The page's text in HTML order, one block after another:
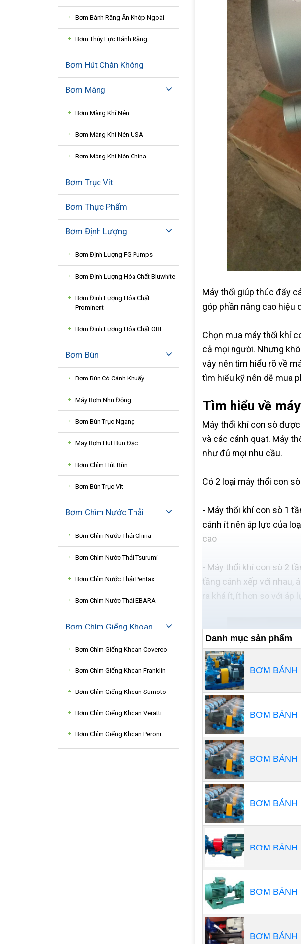
Bơm Bánh Răng Ăn Khớp Ngoài
Bơm Thủy Lực Bánh Răng
Bơm Hút Chân Không
Bơm Màng
Bơm Màng Khí Nén
Bơm Màng Khí Nén USA
Bơm Màng Khí Nén China
Bơm Trục Vít
Bơm Thực Phẩm
Bơm Định Lượng
Bơm Định Lượng FG Pumps
Bơm Định Lượng Hóa Chất Bluwhite
Bơm Định Lượng Hóa Chất
Prominent
Bơm Định Lượng Hóa Chất OBL
Bơm Bùn
Bơm Bùn Có Cánh Khuấy
Máy Bơm Nhu Động
Bơm Bùn Trục Ngang
Máy Bơm Hút Bùn Đặc
Bơm Chìm Hút Bùn
Bơm Bùn Trục Vít
Bơm Chìm Nước Thải
Bơm Chìm Nước Thải China
Bơm Chìm Nước Thải Tsurumi
Bơm Chìm Nước Thải Pentax
Bơm Chìm Nước Thải EBARA
Bơm Chìm Giếng Khoan
Bơm Chìm Giếng Khoan Coverco
Bơm Chìm Giếng Khoan Franklin
Bơm Chìm Giếng Khoan Sumoto
Bơm Chìm Giếng Khoan Veratti
Bơm Chìm Giếng Khoan Peroni
Máy thổi giúp thúc đẩy
góp phần nâng cao hiệu
Chọn mua máy thổi khí
cả mọi người. Nhưng
vậy nên tìm hiểu rõ về
tìm hiểu kỹ nên dễ mua
Tìm hiểu về
Máy thổi khí con sò
và các cánh quạt. Máy
như đủ mọi nhu cầu.
Có 2 loại máy thổi con
- Máy thổi khí con sò 1
cánh ít nên áp lực của
cao
- Máy thổi khí con sò 2
tầng cánh xếp với nhau,
ra khá ít, ít hơn so với áp
Danh mục sản phẩm
BƠM BÁNH
BƠM BÁNH
BƠM BÁNH
BƠM BÁNH
BƠM BÁNH
BƠM BÁNH
BƠM BÁNH